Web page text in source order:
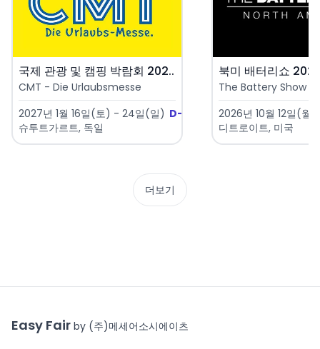
국제 관광 및 캠핑 박람회 202..
CMT - Die Urlaubsmesse
2027년 1월 16일(토) - 24일(일) D-161
슈투트가르트, 독일
북미 배터리쇼
The Battery Show
2026년 10월 12일(월
디트로이트, 미국
더보기
Easy Fair by (주)메세어소시에이츠